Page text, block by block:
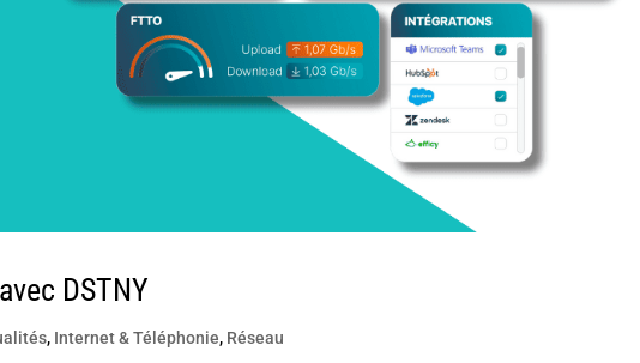
DSTNY
, Internet & Téléphonie, Réseau